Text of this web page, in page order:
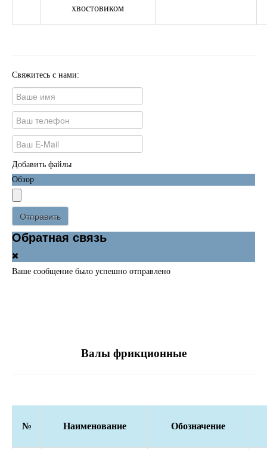
хвостовиком
Свяжитесь с нами:
Добавить файлы
Обзор
Отправить
Обратная связь
Ваше сообщение было успешно отправлено
Валы фрикционные
№ Наименование Обозначение